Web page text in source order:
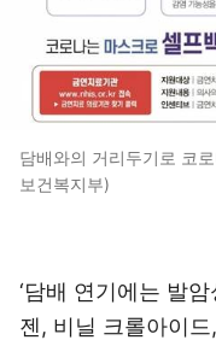
담배와의 거리두기로 코
보건복지부)
‘담배 연기에는 발
젠, 비닐 크롤아이